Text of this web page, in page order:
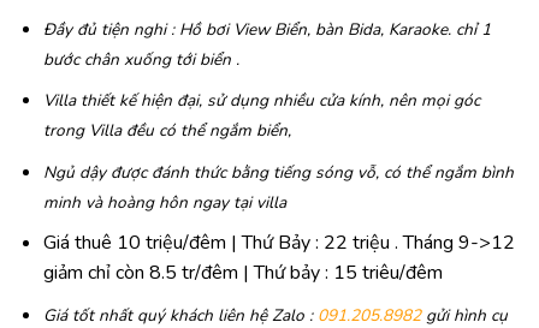
Đầy đủ tiện nghi : Hồ bơi View Biển, bàn Bida, Karaoke. chỉ 1
bước chân xuống tới biển .
Villa thiết kế hiện đại, sử dụng nhiều cửa kính, nên mọi góc
trong Villa đều có thể ngắm biển,
Ngủ dậy được đánh thức bằng tiếng sóng vỗ, có thể ngắm bình
minh và hoàng hôn ngay tại villa
Giá thuê 10 triệu/đêm | Thứ Bảy : 22 triệu . Tháng 9->12
giảm chỉ còn 8.5 tr/đêm | Thứ bảy : 15 triêu/đêm
Giá tốt nhất quý khách liên hệ Zalo : 091.205.8982gửi hình cụ